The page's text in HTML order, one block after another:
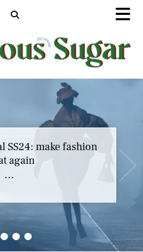
•••
SS24: make fashion
again
…
y el buscar confort en
héroes
…